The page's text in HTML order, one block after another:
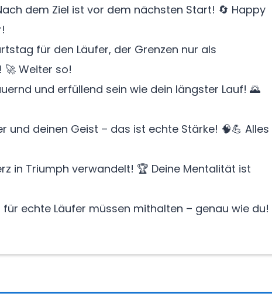
dem Ziel ist vor dem nächsten Start! 🔄 Happy
für den Läufer, der Grenzen nur als
Weiter so!
und erfüllend sein wie dein längster Lauf! 🌄
und deinen Geist – das ist echte Stärke! 🧠💪 Alles
in Triumph verwandelt! 🏆 Deine Mentalität ist
echte Läufer müssen mithalten – genau wie du!